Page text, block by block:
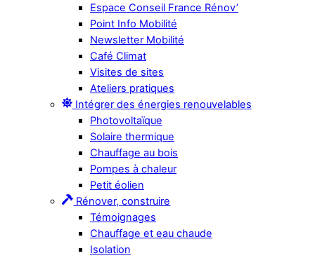
Espace Conseil France Rénov’
Point Info Mobilité
Newsletter Mobilité
Café Climat
Visites de sites
Ateliers pratiques
Intégrer des énergies renouvelables
Photovoltaïque
Solaire thermique
Chauffage au bois
Pompes à chaleur
Petit éolien
Rénover, construire
Témoignages
Chauffage et eau chaude
Isolation